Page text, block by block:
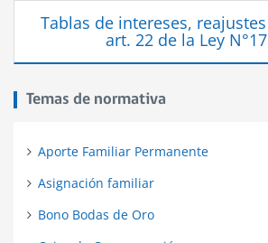
Tablas de intereses,
art. 22 de la Ley
Temas de normativa
Aporte Familiar Permanente
Asignación familiar
Bono Bodas de Oro